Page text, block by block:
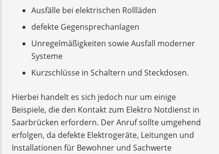
Ausfälle bei elektrischen Rollläden
defekte Gegensprechanlagen
Unregelmäßigkeiten sowie Ausfall moderner
Systeme
Kurzschlüsse in Schaltern und Steckdosen.
Hierbei handelt es sich jedoch nur um einige
Beispiele, die den Kontakt zum Elektro Notdienst in
Saarbrücken erfordern. Der Anruf sollte umgehend
erfolgen, da defekte Elektrogeräte, Leitungen und
Installationen für Bewohner und Sachwerte